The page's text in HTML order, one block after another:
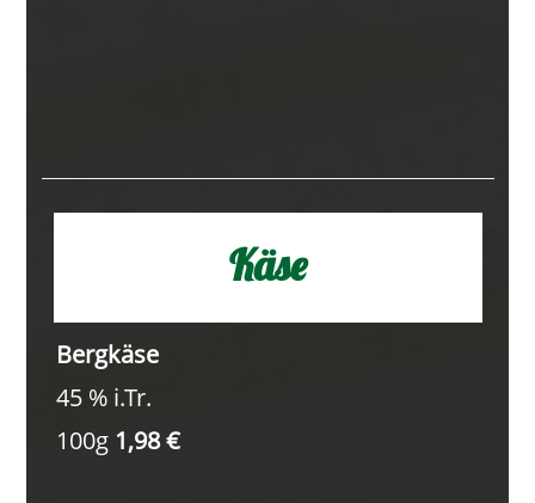
Käse
Bergkäse
45 % i.Tr.
100g 1,98 €